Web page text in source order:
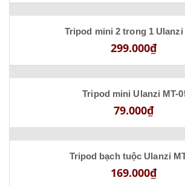
Tripod mini 2 trong 1 Ulanzi
299.000₫
Tripod mini Ulanzi MT-
79.000₫
Tripod bạch tuộc Ulanzi
169.000₫